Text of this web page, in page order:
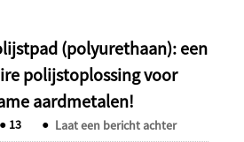
(polyurethaan): een
polijstoplossing voor
aardmetalen!
● 13 ● Laat een bericht achter